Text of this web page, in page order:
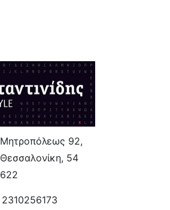
Μητροπόλεως 92,
Θεσσαλονίκη, 54
622
2310256173